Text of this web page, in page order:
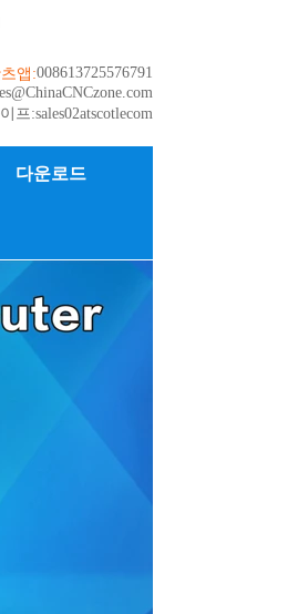
008613725576791
앱:
프:sales02atscotlecom
다운로드